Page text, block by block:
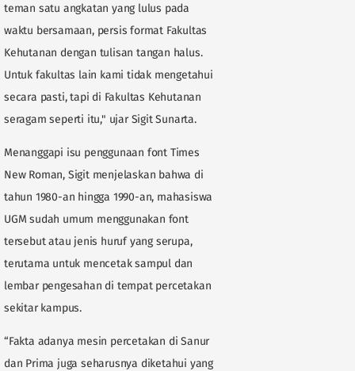
teman satu angkatan yang lulus pada
waktu bersamaan, persis format Fakultas
Kehutanan dengan tulisan tangan halus.
Untuk fakultas lain kami tidak mengetahui
secara pasti, tapi di Fakultas Kehutanan
seragam seperti itu," ujar Sigit Sunarta.
Menanggapi isu penggunaan font Times
New Roman, Sigit menjelaskan bahwa di
tahun 1980-an hingga 1990-an, mahasiswa
UGM sudah umum menggunakan font
tersebut atau jenis huruf yang serupa,
terutama untuk mencetak sampul dan
lembar pengesahan di tempat percetakan
sekitar kampus.
“Fakta adanya mesin percetakan di Sanur
dan Prima juga seharusnya diketahui yang